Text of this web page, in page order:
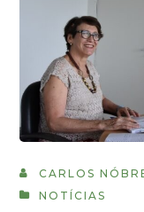
CARLOS
NOTÍCIAS